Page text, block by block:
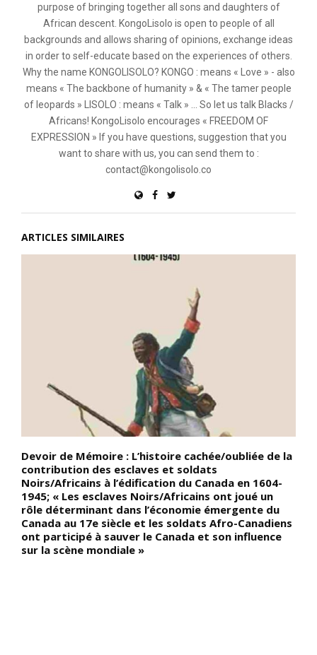
purpose of bringing together all sons and daughters of
African descent. KongoLisolo is open to people of all
backgrounds and allows sharing of opinions, exchange ideas
in order to self-educate based on the experiences of others.
Why the name KONGOLISOLO? KONGO : means « Love » - also
means « The backbone of humanity » & « The tamer people
of leopards » LISOLO : means « Talk » ... So let us talk Blacks /
Africans! KongoLisolo encourages « FREEDOM OF
EXPRESSION » If you have questions, suggestion that you
want to share with us, you can send them to :
contact@kongolisolo.co
ARTICLES SIMILAIRES
Devoir de Mémoire : L’histoire cachée/oubliée de la
contribution des esclaves et soldats
Noirs/Africains à l’édification du Canada en 1604-
1945; « Les esclaves Noirs/Africains ont joué un
rôle déterminant dans l’économie émergente du
Canada au 17e siècle et les soldats Afro-Canadiens
ont participé à sauver le Canada et son influence
sur la scène mondiale »